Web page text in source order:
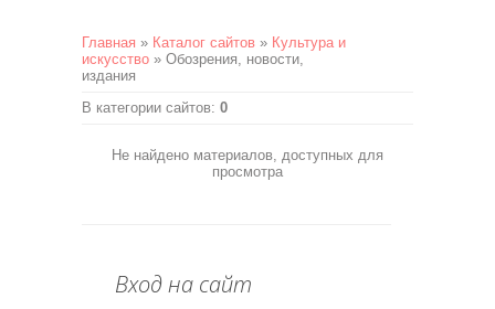
Главная » Каталог сайтов » Культура и
искусство » Обозрения, новости,
издания
В категории сайтов: 0
Не найдено материалов, доступных для
просмотра
Вход на сайт